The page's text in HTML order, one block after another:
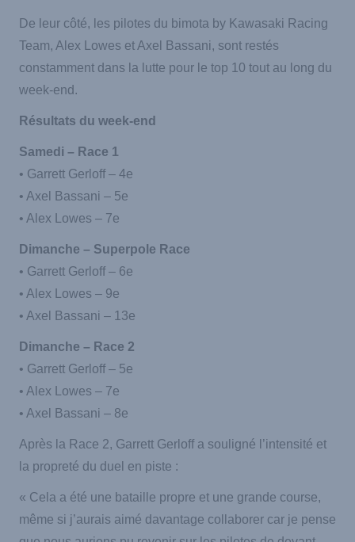
De leur côté, les pilotes du bimota by Kawasaki Racing
Team, Alex Lowes et Axel Bassani, sont restés
constamment dans la lutte pour le top 10 tout au long du
week-end.
Résultats du week-end
Samedi – Race 1
• Garrett Gerloff – 4e
• Axel Bassani – 5e
• Alex Lowes – 7e
Dimanche – Superpole Race
• Garrett Gerloff – 6e
• Alex Lowes – 9e
• Axel Bassani – 13e
Dimanche – Race 2
• Garrett Gerloff – 5e
• Alex Lowes – 7e
• Axel Bassani – 8e
Après la Race 2, Garrett Gerloff a souligné l’intensité et
la propreté du duel en piste :
« Cela a été une bataille propre et une grande course,
même si j’aurais aimé davantage collaborer car je pense